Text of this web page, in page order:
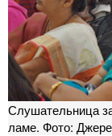
Слушательница
ламе. Фото: